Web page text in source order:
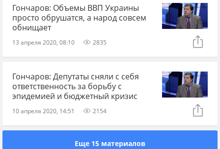
Гончаров: Объемы ВВП Украины
просто обрушатся, а народ совсем
обнищает
13 апреля 2020, 08:10 2835
Гончаров: Депутаты сняли с себя
ответственность за борьбу с
эпидемией и бюджетный кризис
10 апреля 2020, 14:51 2154
Еще 15 материалов